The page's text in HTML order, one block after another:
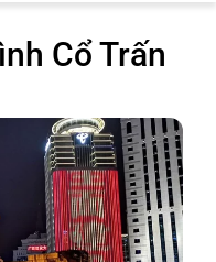
Cổ Trấn